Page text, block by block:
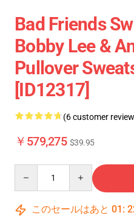
Bad Friends
Bobby Lee &
Pullover
[ID12317]
(6 customer
￥579,275 $39.95
このセールはあと 01 :